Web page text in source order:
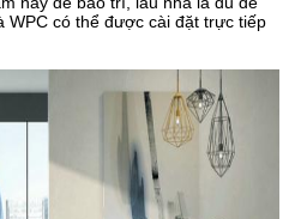
WPC có thể được cài đặt trực tiếp